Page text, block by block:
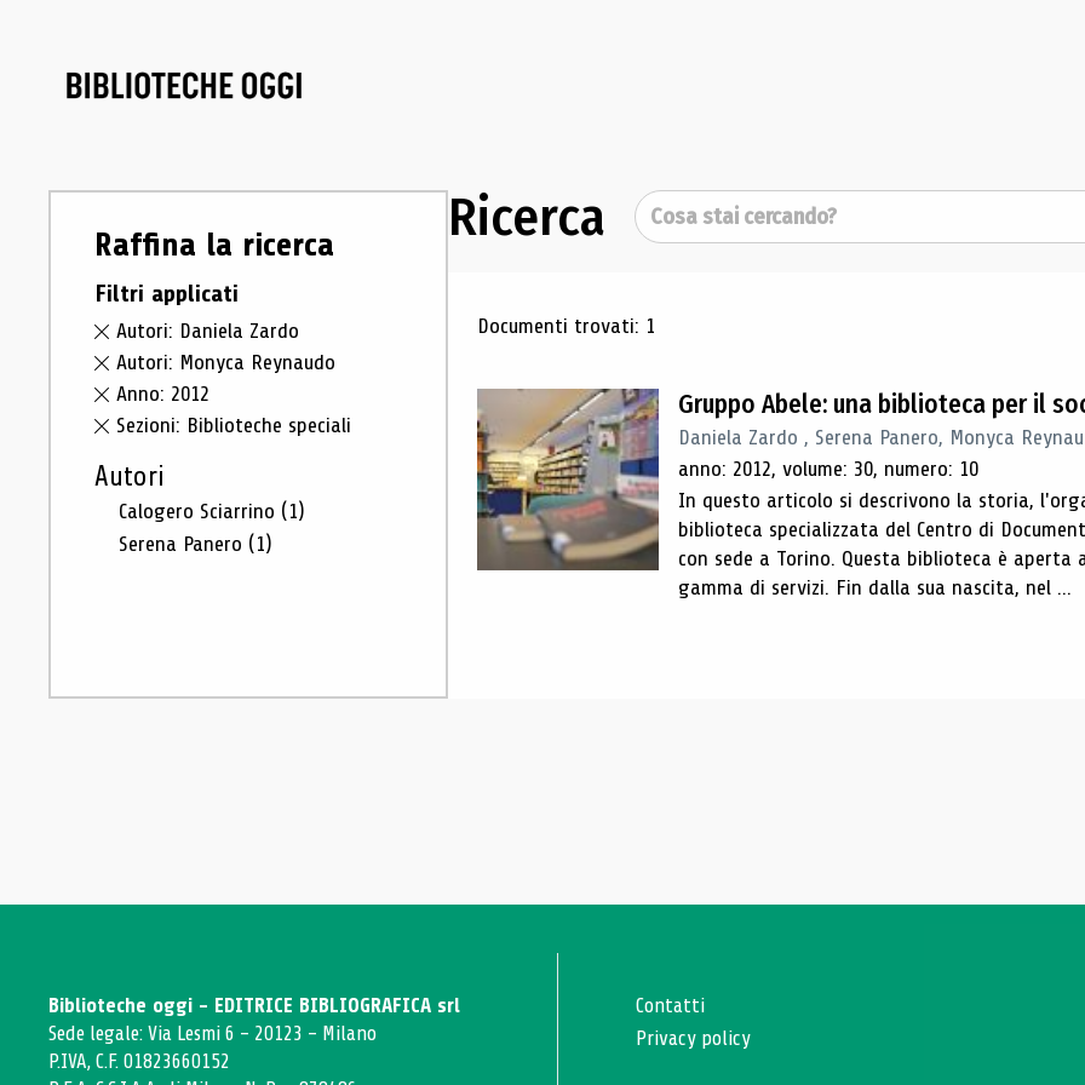
Raffina la ricerca
Filtri applicati
Autori: Daniela Zardo
Autori: Monyca Reynaudo
Anno: 2012
Sezioni: Biblioteche speciali
Autori
Calogero Sciarrino (1)
Serena Panero (1)
Ricerca Cerca
Risultati di ricerca
Documenti trovati: 1
Gruppo Abele: una biblioteca per il
Daniela Zardo , Serena Panero, Monyca
anno: 2012, volume: 30, numero: 10
In questo articolo si descrivono la storia,
biblioteca specializzata del Centro di
con sede a Torino. Questa biblioteca è
gamma di servizi. Fin dalla sua nascita, nel ...
Biblioteche oggi - EDITRICE BIBLIOGRAFICA srl
Sede legale: Via Lesmi 6 - 20123 - Milano
P.IVA, C.F. 01823660152
Contatti
Privacy policy